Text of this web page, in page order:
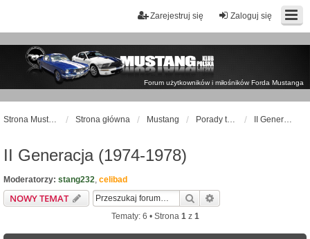
Zaloguj się
Zarejestruj się
Forum użytkowników i miłośników Forda Mustanga
Strona Mustangklub.pl Strona główna Mustang Porady techniczne II Generacja (1974-1978)
II Generacja (1974-1978)
Moderatorzy: stang232, celibad
NOWY TEMAT Szukaj
Tematy: 6 • Strona 1z 1